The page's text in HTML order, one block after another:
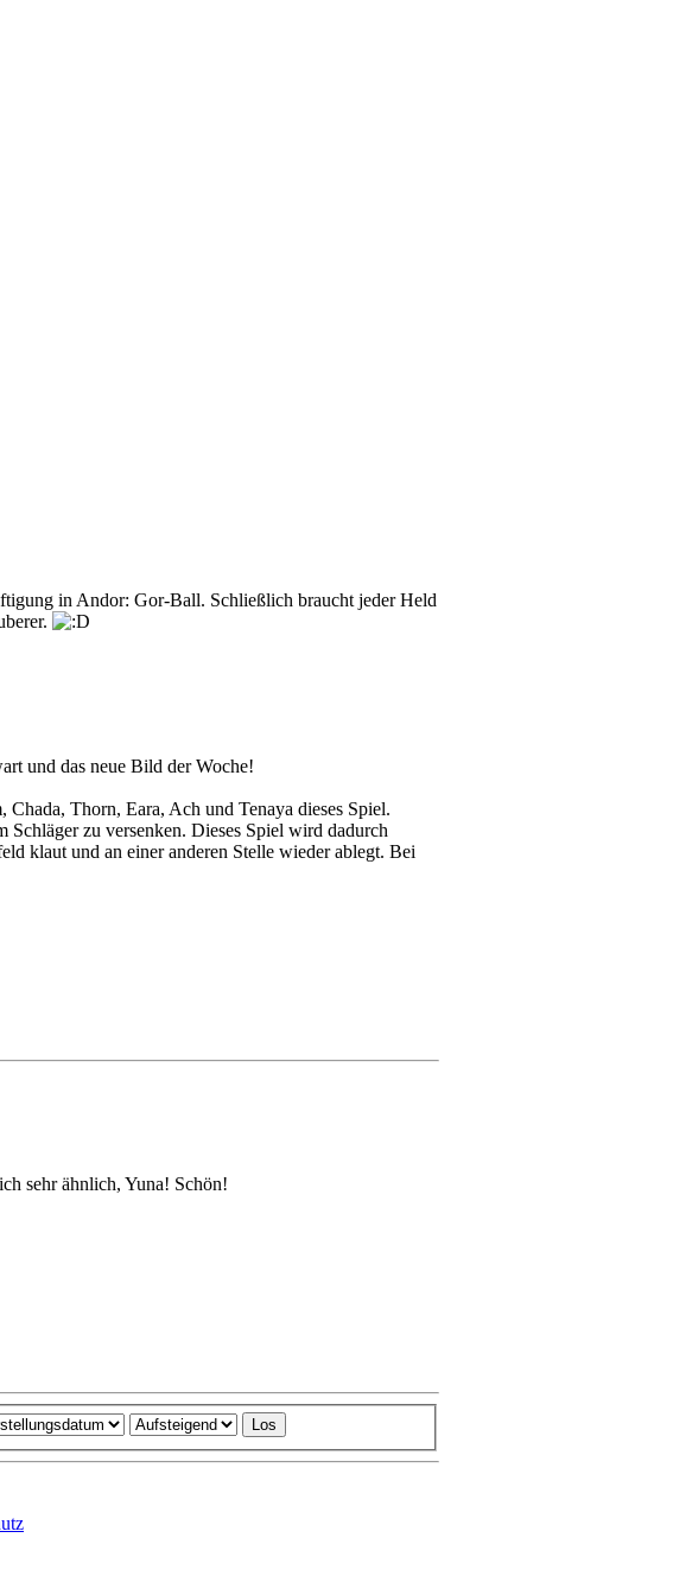
in Andor: Gor-Ball. Schließlich braucht jeder Held
und das neue Bild der Woche!
Thorn, Eara, Ach und Tenaya dieses Spiel.
zu versenken. Dieses Spiel wird dadurch
klaut und an einer anderen Stelle wieder ablegt. Bei
sehr ähnlich, Yuna! Schön!